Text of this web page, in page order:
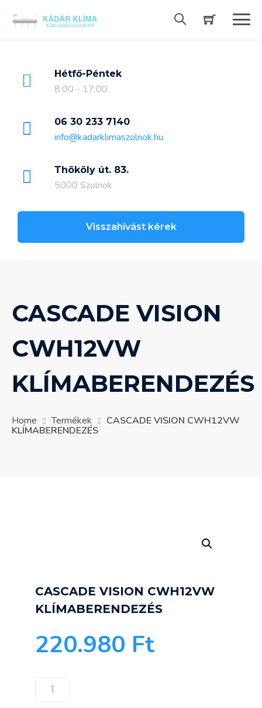
Hétfő-Péntek
8:00 - 17:00
06 30 233 7140
info@kadarklimaszolnok.hu
Thököly út. 83.
5000 Szolnok
Visszahívást kérek
CASCADE VISION
CWH12VW
KLÍMABERENDEZÉS
Home Termékek CASCADE VISION CWH12VW
KLÍMABERENDEZÉS
CASCADE VISION CWH12VW
KLÍMABERENDEZÉS
220.980 Ft
CASCADE